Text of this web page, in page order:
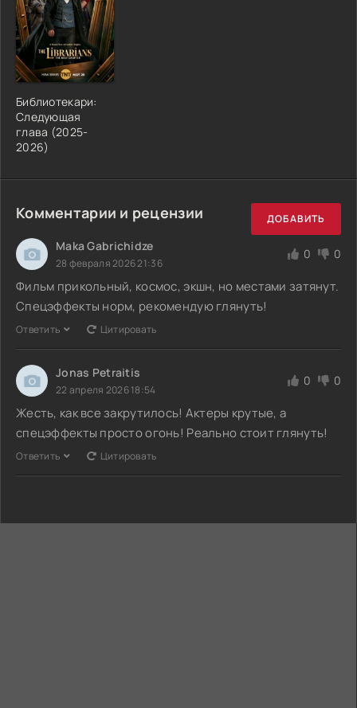
Библиотекари:
Следующая
глава (2025-
2026)
Комментарии и рецензии ДОБАВИТЬ
Maka Gabrichidze
28 февраля 2026 21:36
0 0
Фильм прикольный, космос, экшн, но местами затянут.
Спецэффекты норм, рекомендую глянуть!
Ответить Цитировать
Jonas Petraitis
22 апреля 2026 18:54
0 0
Жесть, как все закрутилось! Актеры крутые, а
спецэффекты просто огонь! Реально стоит глянуть!
Ответить Цитировать